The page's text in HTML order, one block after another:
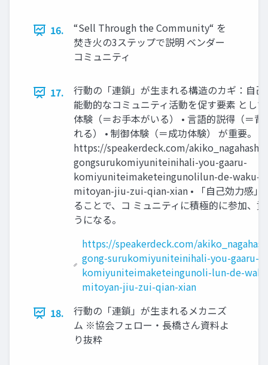
16.
“Sell Through the Community“ を
焚き火の3ステップで説明 ベンダー
コミュニティ
17.
行動の「連鎖」が生まれる構造のカギ：自己
能動的なコミュニティ活動を促す要素 として
体験（＝お手本がいる） • 言語的説得（＝背
れる） • 制御体験（＝成功体験） が重要。
https://speakerdeck.com/akiko_nagahashi/
gongsurukomiyuniteinihali-you-gaaru-
komiyuniteimaketeingunolilun-de-waku-
mitoyan-jiu-zui-qian-xian • 「自己効力感」
ることで、コ ミュニティに積極的に参加、
うになる。
https://speakerdeck.com/
gong-surukomiyuniteinihali-you-gaaru-
komiyuniteimaketeingunoli-lun-de-
mitoyan-jiu-zui-qian-xian
18.
行動の「連鎖」が生まれるメカニズ
ム ※協会フェロー・長橋さん資料よ
り抜粋